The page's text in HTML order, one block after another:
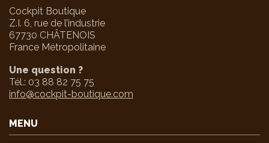
Cockpit Boutique
Z.I. 6, rue de l’industrie
67730 CHÂTENOIS
France Métropolitaine
Une question ?
Tél.: 03 88 82 75 75
info@cockpit-boutique.com
MENU